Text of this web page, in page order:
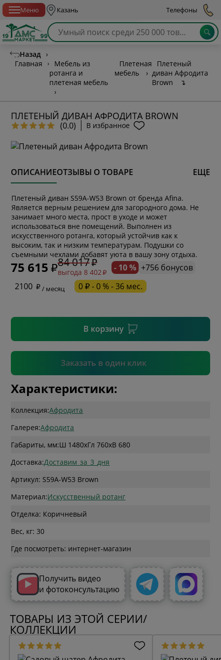
Меню Казань Телефоны
Назад ›
Главная
›
Мебель из
ротанга и
плетеная мебель
›
Плетеная
мебель
›
Плетеный
диван Афродита
Brown
↴
ПЛЕТЕНЫЙ ДИВАН АФРОДИТА BROWN
(0.0) В избранное
ОПИСАНИЕОТЗЫВЫ О ТОВАРЕ ЕЩЕ
Плетеный диван S59A-W53 Brown от бренда Afina.
Является верным решением для загородного дома. Не
занимает много места, прост в уходе и может
использоваться вне помещений. Выполнен из
искусственного ротанга, который устойчив как к
высоким, так и низким температурам. Подушки со
съемными чехлами добавят уюта в вашу зону отдыха.
75 615 84 017
выгода 8 402 - 10 % +756 бонусов
2100
/ месяц 0 ₽ - 0 % - 36 мес.
В корзину
Заказать в один клик
* обязательное поле
* необязательное поле
Подтвердить
Характеристики:
Коллекция:Афродита
Галерея:Афродита
Габариты, мм:Ш 1480xГл 760xВ 680
Доставка:Доставим_за_3_дня
Артикул: S59A-W53 Brown
Материал:Искусственный ротанг
Отделка: Коричневый
Вес, кг: 30
Где посмотреть: интернет-магазин
Получить видео
и фотоконсультацию
ТОВАРЫ ИЗ ЭТОЙ СЕРИИ/
КОЛЛЕКЦИИ